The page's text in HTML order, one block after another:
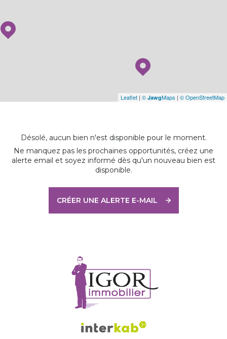
Leaflet | © JawgMaps | © OpenStreetMap
Désolé, aucun bien n'est disponible pour le moment.
Ne manquez pas les prochaines opportunités, créez une
alerte email et soyez informé dès qu'un nouveau bien est
disponible.
CRÉER UNE ALERTE E-MAIL